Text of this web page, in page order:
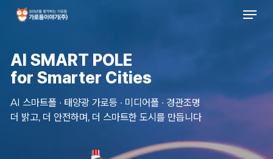
Skip
content
AI SMART POLE
for Smarter Cities
AI 스마트폴 · 태양광 가로등 · 미디어폴 · 경관조명
더 밝고, 더 안전하며, 더 스마트한 도시를 만듭니다